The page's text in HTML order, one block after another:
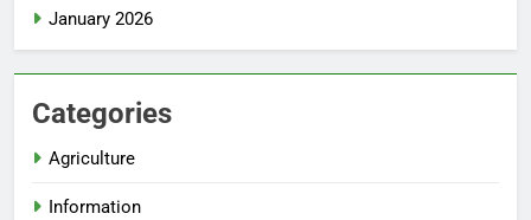
January 2026
Categories
Agriculture
Information